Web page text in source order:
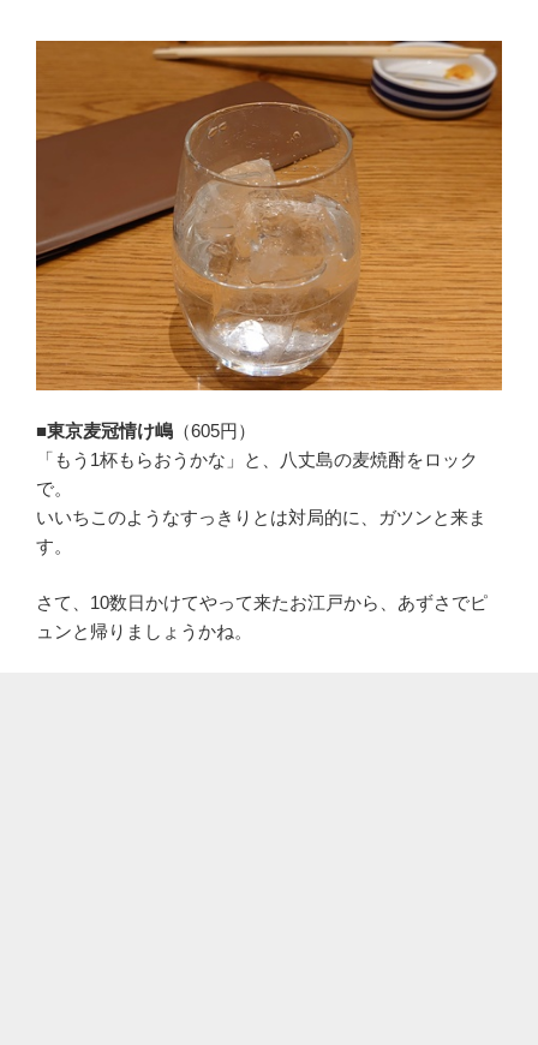
■東京麦冠情け嶋 （605円）
「もう1杯もらおうかな」と、八丈島の麦焼酎をロック
で。
いいちこのようなすっきりとは対局的に、ガツンと来ま
す。
さて、10数日かけてやって来たお江戸から、あずさでピ
ュンと帰りましょうかね。